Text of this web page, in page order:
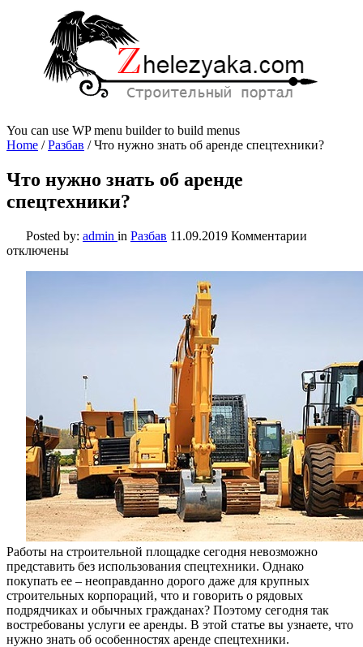
You can use WP menu builder to build menus
Home /Разбав /Что нужно знать об аренде спецтехники?
Что нужно знать об аренде
спецтехники?
Posted by: admin in Разбав 11.09.2019 Комментарии
отключены
Работы на строительной площадке сегодня невозможно
представить без использования спецтехники. Однако
покупать ее – неоправданно дорого даже для крупных
строительных корпораций, что и говорить о рядовых
подрядчиках и обычных гражданах? Поэтому сегодня так
востребованы услуги ее аренды. В этой статье вы узнаете, что
нужно знать об особенностях аренде спецтехники.